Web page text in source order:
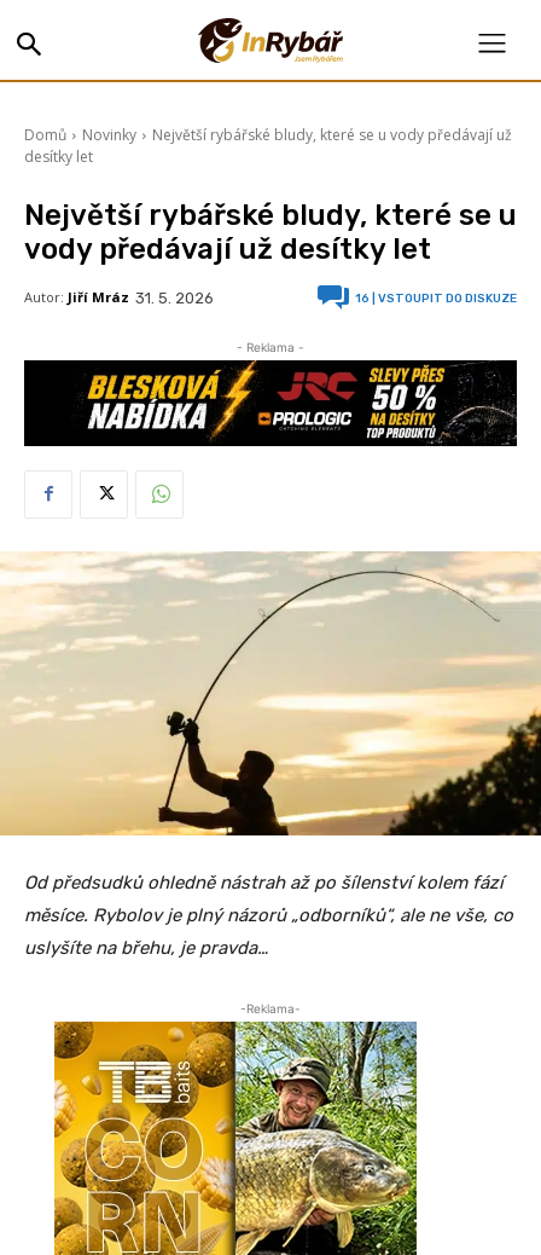
Domů Novinky
Největší rybářské bludy, které se u vody předávají už
desítky let
Největší rybářské bludy, které se u
vody předávají už desítky let
Autor: Jiří Mráz 31. 5. 2026 16 | VSTOUPIT DO DISKUZE
- Reklama -
Od předsudků ohledně nástrah až po šílenství kolem fází
měsíce. Rybolov je plný názorů „odborníků“, ale ne vše, co
uslyšíte na břehu, je pravda…
-Reklama-